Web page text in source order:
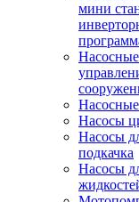
мини
Насосы
Насосы
подкачка
Насосы